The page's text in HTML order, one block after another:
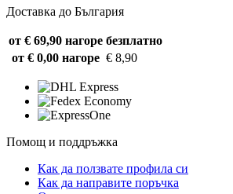
Доставка до България
от € 69,90 нагоре безплатно
от € 0,00 нагоре € 8,90
Помощ и поддръжка
Как да ползвате профила си
Как да направите поръчка